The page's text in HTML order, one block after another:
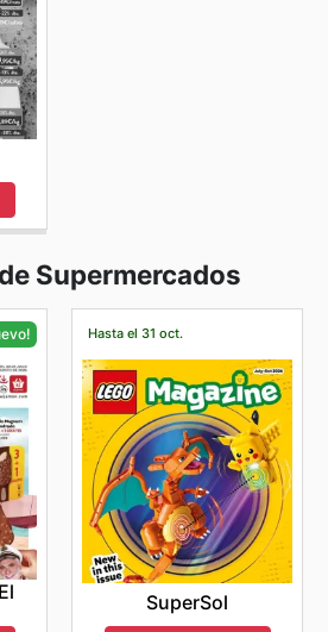
Supermercados
Hasta el 31 oct.
SuperSol